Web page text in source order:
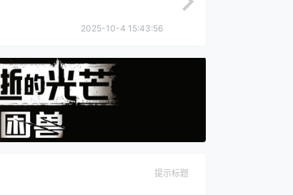
2025-10-4 15:43:56
提示标题